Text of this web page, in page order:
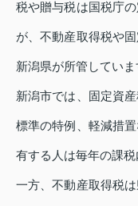
税や贈与税は国税庁
が、不動産取得税や
新潟県が所管していま
新潟市では、固定資
標準の特例、軽減措
有する人は毎年の課税
一方、不動産取得税